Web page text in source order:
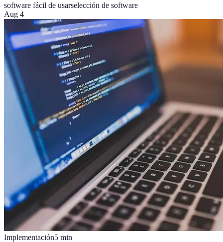
software fácil de usarselección de software
Aug 4
Implementación5 min